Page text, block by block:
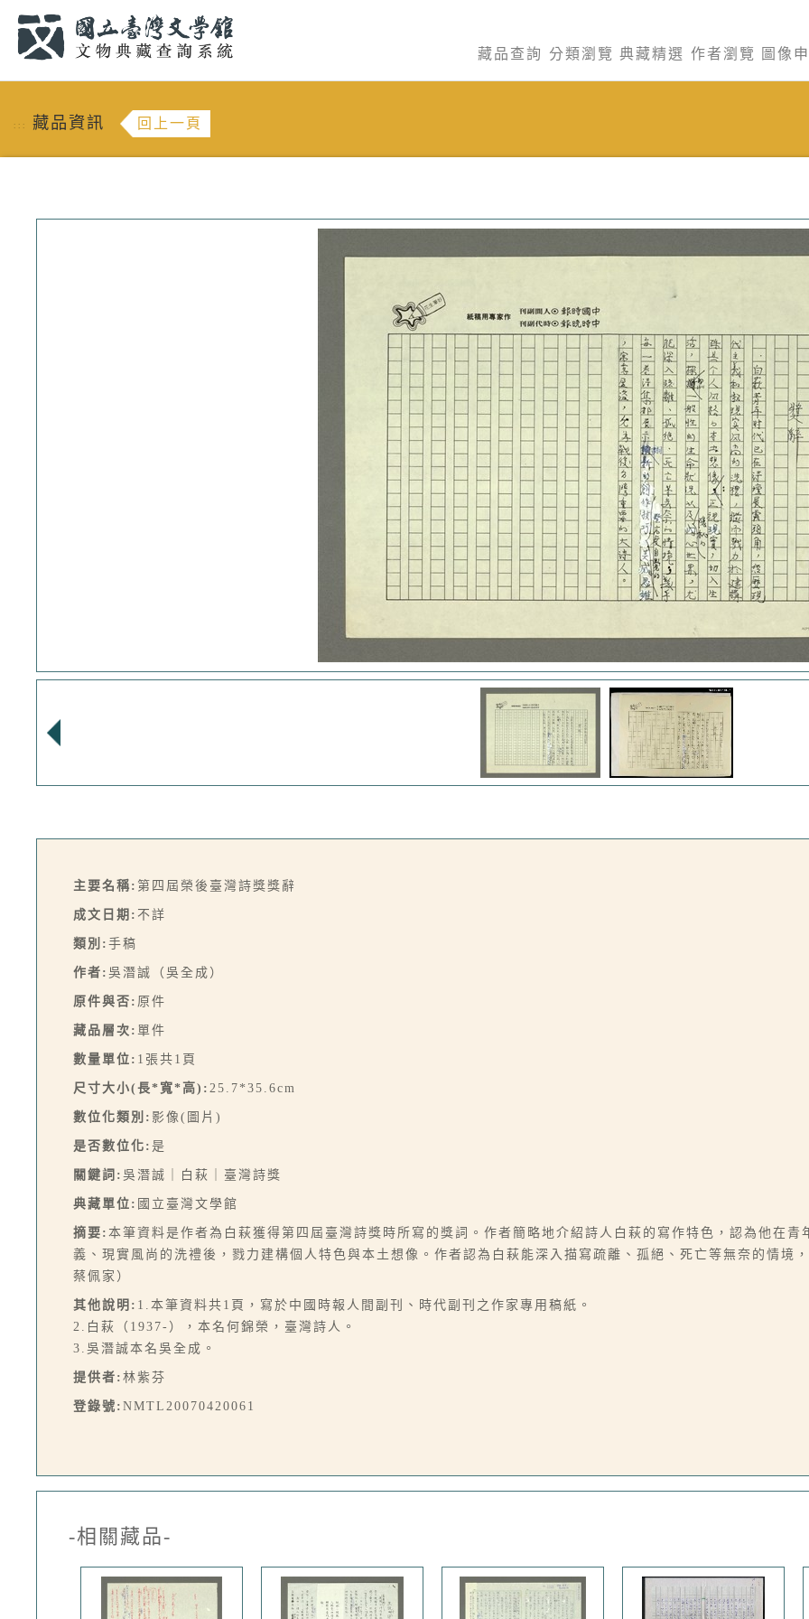
藏品查詢 分類瀏覽 典藏精選 作者瀏覽 圖像
::: 藏品資訊 回上一頁
主要名稱: 第四屆榮後臺灣詩獎獎辭
成文日期: 不詳
類別: 手稿
作者: 吳潛誠（吳全成）
原件與否: 原件
藏品層次: 單件
數量單位: 1張共1頁
尺寸大小(長*寬*高): 25.7*35.6cm
數位化類別: 影像(圖片)
是否數位化: 是
關鍵詞: 吳潛誠｜白萩｜臺灣詩獎
典藏單位: 國立臺灣文學館
摘要: 本筆資料是作者為白萩獲得第四屆臺灣詩獎時所寫的獎詞。作者簡略地介紹詩人白萩的寫作特色，認為他在青
義、現實風尚的洗禮後，戮力建構個人特色與本土想像。作者認為白萩能深入描寫疏離、孤絕、死亡等無奈的情境
蔡佩家）
其他說明: 1.本筆資料共1頁，寫於中國時報人間副刊、時代副刊之作家專用稿紙。
2.白萩（1937-），本名何錦榮，臺灣詩人。
3.吳潛誠本名吳全成。
提供者: 林紫芬
登錄號: NMTL20070420061
-相關藏品-